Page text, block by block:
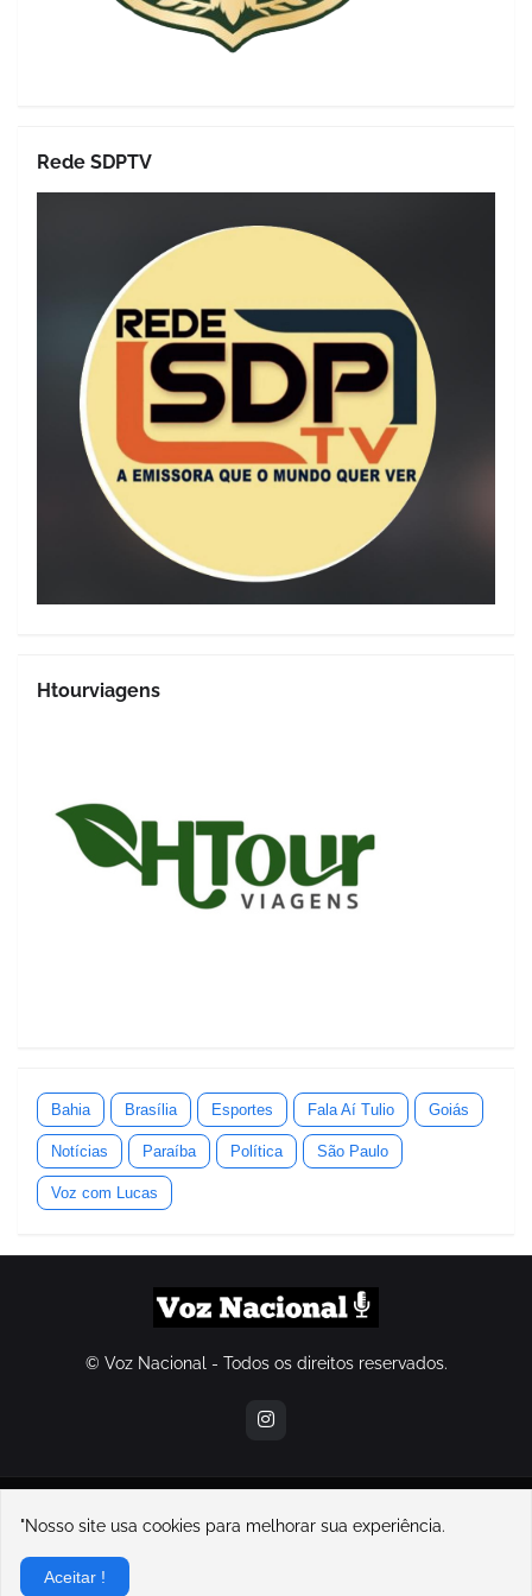
Rede SDPTV
Htourviagens
Bahia Brasília Esportes Fala Aí Tulio Goiás
Notícias Paraíba Política São Paulo
Voz com Lucas
© Voz Nacional - Todos os direitos reservados.
contatovoznacional@gmail.com
Sobre o Voz Nacional e seu fundador, Lucas Souza
"Nosso site usa cookies para melhorar sua experiência.
Aceitar !